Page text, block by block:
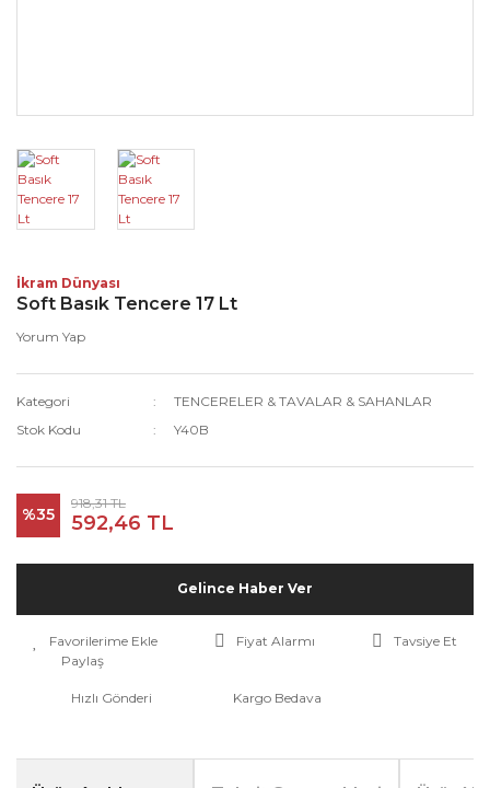
İkram Dünyası
Soft Basık Tencere 17 Lt
Yorum Yap
Kategori
TENCERELER & TAVALAR & SAHANLAR
Stok Kodu
Y40B
%35
918,31 TL
592,46 TL
Gelince Haber Ver
Fiyat Alarmı
Tavsiye Et
Paylaş
Hızlı Gönderi Kargo Bedava